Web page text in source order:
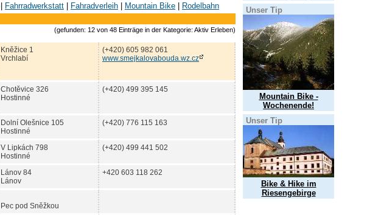
Fahrradwerkstatt Fahradverleih Mountain Bike
Rodelbahn
(gefunden: 12 von 48 Einträge in der Kategorie: Aktiv Erleben)
Kněžice 1
Vrchlabí
(+420) 605 982 061
www.smejkalovabouda.wz.cz
Chotěvice 326
Hostinné
(+420) 499 395 145
Dolní Olešnice 105
Hostinné
(+420) 776 115 163
V Lipkách 798
Hostinné
(+420) 499 441 502
Lánov 84
Lánov
+420 603 118 262
Pec pod Sněžkou
Unser Tip
Mountain Bike -
Wochenende!
Unser Tip
Bike & Hike im
Riesengebirge